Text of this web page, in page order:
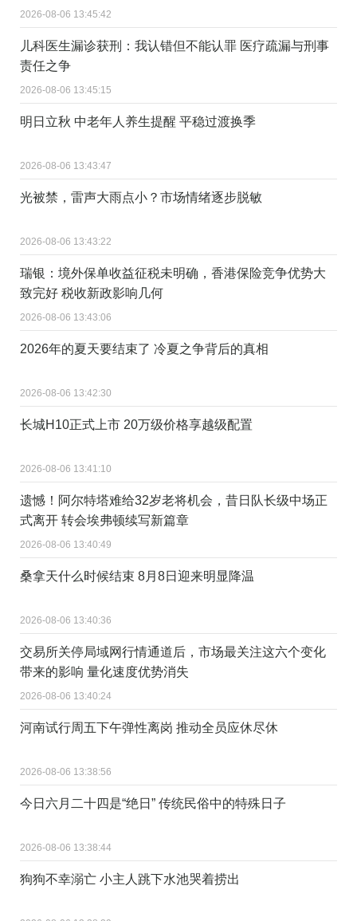
2026-08-06 13:45:42
儿科医生漏诊获刑：我认错但不能认罪 医疗疏漏与刑事
责任之争
2026-08-06 13:45:15
明日立秋 中老年人养生提醒 平稳过渡换季
2026-08-06 13:43:47
光被禁，雷声大雨点小？市场情绪逐步脱敏
2026-08-06 13:43:22
瑞银：境外保单收益征税未明确，香港保险竞争优势大
致完好 税收新政影响几何
2026-08-06 13:43:06
2026年的夏天要结束了 冷夏之争背后的真相
2026-08-06 13:42:30
长城H10正式上市 20万级价格享越级配置
2026-08-06 13:41:10
遗憾！阿尔特塔难给32岁老将机会，昔日队长级中场正
式离开 转会埃弗顿续写新篇章
2026-08-06 13:40:49
桑拿天什么时候结束 8月8日迎来明显降温
2026-08-06 13:40:36
交易所关停局域网行情通道后，市场最关注这六个变化
带来的影响 量化速度优势消失
2026-08-06 13:40:24
河南试行周五下午弹性离岗 推动全员应休尽休
2026-08-06 13:38:56
今日六月二十四是“绝日” 传统民俗中的特殊日子
2026-08-06 13:38:44
狗狗不幸溺亡 小主人跳下水池哭着捞出